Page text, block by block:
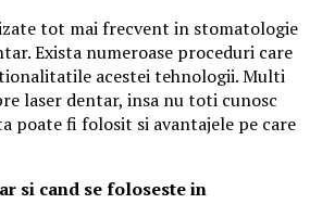
tot mai frecvent in stomatologie
Exista numeroase proceduri care
acestei tehnologii. Multi
laser dentar, insa nu toti cunosc
poate fi folosit si avantajele pe care
si cand se foloseste in